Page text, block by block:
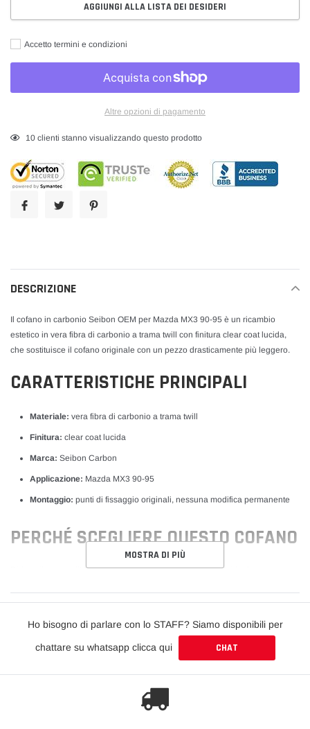
AGGIUNGI ALLA LISTA DEI DESIDERI
Accetto termini e condizioni
Altre opzioni di pagamento
Inserimento
prodotto
nel
15 clienti stanno visualizzando questo prodotto
DESCRIZIONE
Il cofano in carbonio Seibon OEM per Mazda MX3 90-95 è un ricambio
estetico in vera fibra di carbonio a trama twill con finitura clear coat lucida,
che sostituisce il cofano originale con un pezzo drasticamente più leggero.
CARATTERISTICHE PRINCIPALI
Materiale: vera fibra di carbonio a trama twill
Finitura: clear coat lucida
Marca: Seibon Carbon
Applicazione: Mazda MX3 90-95
Montaggio: punti di fissaggio originali, nessuna modifica permanente
PERCHÉ SCEGLIERE QUESTO COFANO
Riduce il peso sull'avantreno migliorando l'agilità in curva, ideale per uso
COMPATIBILITÀ
Compatibile con Mazda MX3 90-95. Verifica sempre generazione,
DOMANDE FREQUENTI
MOSTRA DI PIÙ
Ho bisogno di parlare con lo STAFF? Siamo disponibili per
chattare su whatsapp clicca qui CHAT